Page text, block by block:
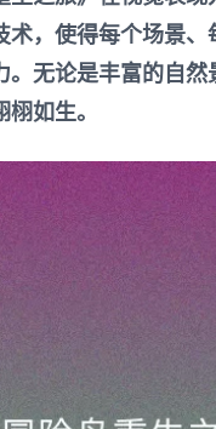
术，使得每个场景
。无论是丰富的自
如生。